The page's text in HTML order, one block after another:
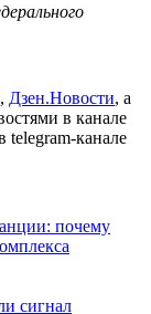
, Дзен.Новости, а
в канале
канале
почему
сигнал